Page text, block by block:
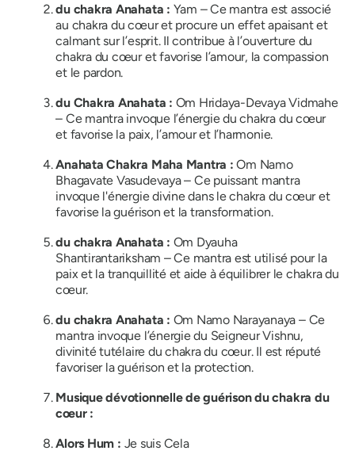
du chakra Anahata : Yam – Ce mantra est associé
au chakra du cœur et procure un effet apaisant et
calmant sur l’esprit. Il contribue à l’ouverture du
chakra du cœur et favorise l’amour, la compassion
et le pardon.
du Chakra Anahata : Om Hridaya-Devaya Vidmahe
– Ce mantra invoque l’énergie du chakra du cœur
et favorise la paix, l’amour et l’harmonie.
Anahata Chakra Maha Mantra : Om Namo
Bhagavate Vasudevaya – Ce puissant mantra
invoque l'énergie divine dans le chakra du cœur et
favorise la guérison et la transformation.
du chakra Anahata : Om Dyauha
Shantirantariksham – Ce mantra est utilisé pour la
paix et la tranquillité et aide à équilibrer le chakra du
cœur.
du chakra Anahata : Om Namo Narayanaya – Ce
mantra invoque l’énergie du Seigneur Vishnu,
divinité tutélaire du chakra du cœur. Il est réputé
favoriser la guérison et la protection.
Musique dévotionnelle de guérison du chakra du
cœur :
Alors Hum : Je suis Cela